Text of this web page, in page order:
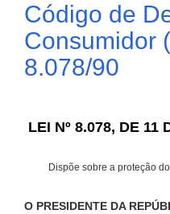
Código de
Consumidor
8.078/90
LEI Nº 8.078, DE 11
Dispõe sobre a proteção
O PRESIDENTE DA